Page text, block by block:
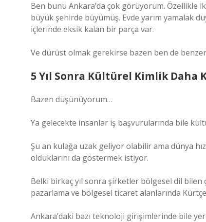
Ben bunu Ankara’da çok görüyorum. Özellikle
büyük şehirde büyümüş. Evde yarım yamalak
içlerinde eksik kalan bir parça var.
Ve dürüst olmak gerekirse bazen ben de
5 Yıl Sonra Kültürel Kimlik Daha
Bazen düşünüyorum…
Ya gelecekte insanlar iş başvurularında bile
Şu an kulağa uzak geliyor olabilir ama dünya
olduklarını da göstermek istiyor.
Belki birkaç yıl sonra şirketler bölgesel dil bilen
pazarlama ve bölgesel ticaret alanlarında
Ankara’daki bazı teknoloji girişimlerinde bile